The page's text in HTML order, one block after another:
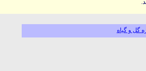
گل و گیاه